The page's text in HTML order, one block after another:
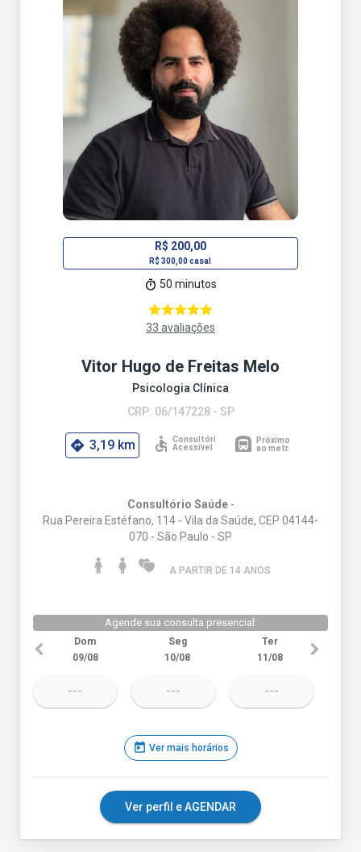
R$ 200,00
R$ 300,00 casal
50 minutos
33 avaliações
Vitor Hugo de Freitas Melo
Psicologia Clínica
CRP: 06/147228 - SP
3,19 km
Consultório Saúde-
Rua Pereira Estéfano, 114 - Vila da Saúde, CEP 04144-
070 - São Paulo - SP
A PARTIR DE 14 ANOS
Agende sua consulta presencial:
Dom
09/08
Seg
10/08
Ter
11/08
--- --- ---
today Ver mais horários
Ver perfil e AGENDAR